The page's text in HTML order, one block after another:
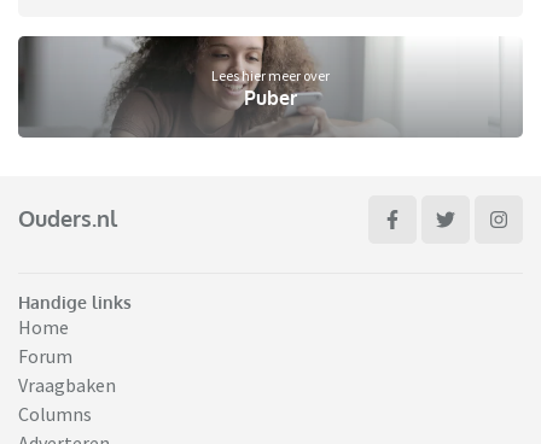
Lees hier meer over
Puber
Ouders.nl
Handige links
Home
Forum
Vraagbaken
Columns